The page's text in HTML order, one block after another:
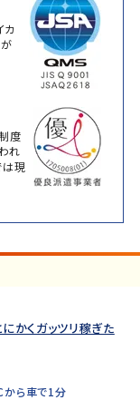
度
れ
は現
かくガッツリ稼ぎた
ら車で1分